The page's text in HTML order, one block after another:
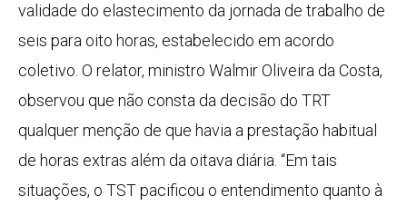
validade do elastecimento da jornada de trabalho de
seis para oito horas, estabelecido em acordo
coletivo. O relator, ministro Walmir Oliveira da Costa,
observou que não consta da decisão do TRT
qualquer menção de que havia a prestação habitual
de horas extras além da oitava diária. “Em tais
situações, o TST pacificou o entendimento quanto à